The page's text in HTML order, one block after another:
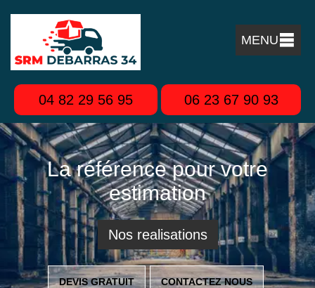
MENU
04 82 29 56 95 06 23 67 90 93
La référence pour votre
estimation
Nos realisations
DEVIS GRATUIT CONTACTEZ NOUS